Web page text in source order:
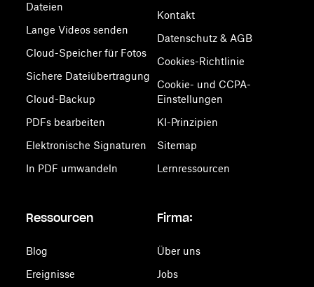
Dateien
Lange Videos senden
Cloud-Speicher für Fotos
Sichere Dateiübertragung
Cloud-Backup
PDFs bearbeiten
Elektronische Signaturen
In PDF umwandeln
Kontakt
Datenschutz & AGB
Cookies-Richtlinie
Cookie- und CCPA-
Einstellungen
KI-Prinzipien
Sitemap
Lernressourcen
Ressourcen
Blog
Ereignisse
Firma:
Über uns
Jobs